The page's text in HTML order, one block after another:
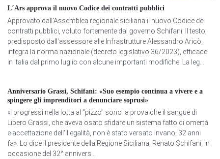
L´Ars approva il nuovo Codice dei contratti pubblici
Approvato dall’Assemblea regionale siciliana il nuovo Codice dei
contratti pubblici, voluto fortemente dal governo Schifani. Il testo,
predisposto dall'assessore alle Infrastrutture Alessandro Aricò,
integra la norma nazionale (decreto legislativo 36/2023), efficace
in Italia dal primo luglio con alcune importanti modifiche. La leg...
Anniversario Grassi, Schifani: «Suo esempio continua a vivere e a
spingere gli imprenditori a denunciare soprusi»
«I progressi nella lotta al "pizzo" sono la prova che il sangue di
Libero Grassi, che aveva osato sfidare un sistema fatto di omertà
e accettazione dell'illegalità, non è stato versato invano, 32 anni
fa». Lo dice il presidente della Regione Siciliana, Renato Schifani, in
occasione del 32° annivers...